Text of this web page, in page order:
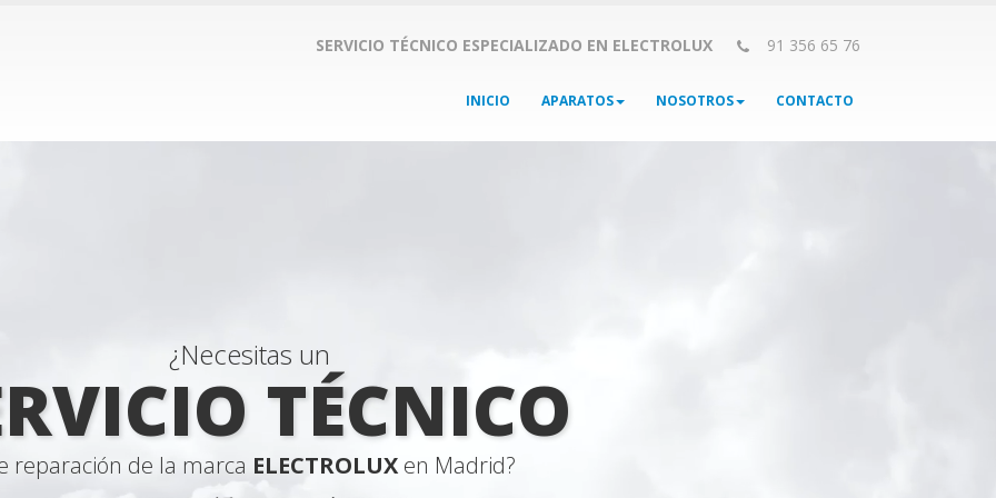
SERVICIO TÉCNICO ESPECIALIZADO EN ELECTROLUX 91 356 65 76
INICIO APARATOS NOSOTROS CONTACTO
¿Necesitas un
TÉCNICO
reparación de la marca ELECTROLUXen Madrid?